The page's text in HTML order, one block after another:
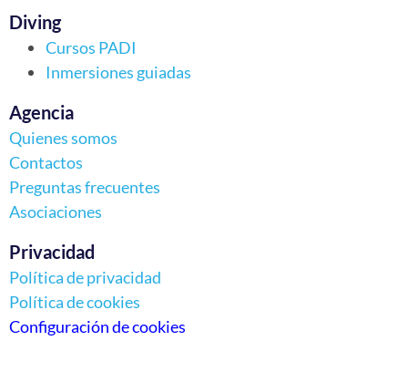
Diving
Cursos PADI
Inmersiones guiadas
Agencia
Quienes somos
Contactos
Preguntas frecuentes
Asociaciones
Privacidad
Política de privacidad
Política de cookies
Configuración de cookies